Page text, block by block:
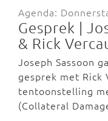
Agenda:
Gesprek |
& Rick
Joseph Sassoon
gesprek met Rick
tentoonstelling
(Collateral